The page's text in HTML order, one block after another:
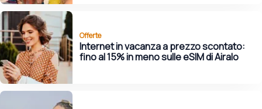
Offerte
Internet in vacanza a prezzo scontato:
fino al 15% in meno sulle eSIM di Airalo